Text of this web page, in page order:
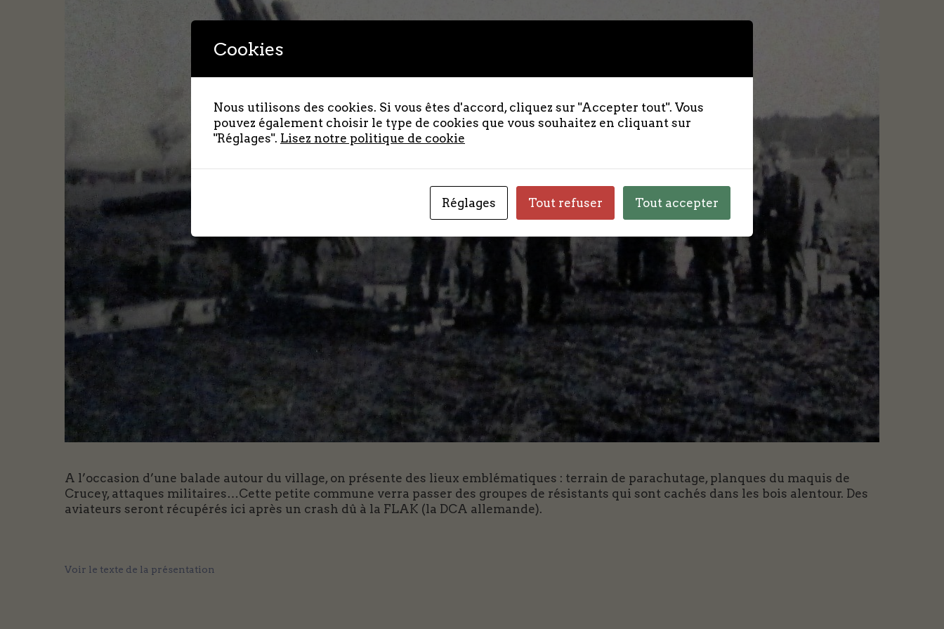
A l’occasion d’une balade autour du village, on présente des lieux emblématiques : terrain de parachutage, planques du maquis de
Crucey, attaques militaires…Cette petite commune verra passer des groupes de résistants qui sont cachés dans les bois alentour. Des
aviateurs seront récupérés ici après un crash dû à la FLAK (la DCA allemande).
Voir le texte de la présentation
Cookies
Nous utilisons des cookies. Si vous êtes d'accord, cliquez sur "Accepter tout". Vous
pouvez également choisir le type de cookies que vous souhaitez en cliquant sur
"Réglages". Lisez notre politique de cookie
Réglages Tout refuser Tout accepter